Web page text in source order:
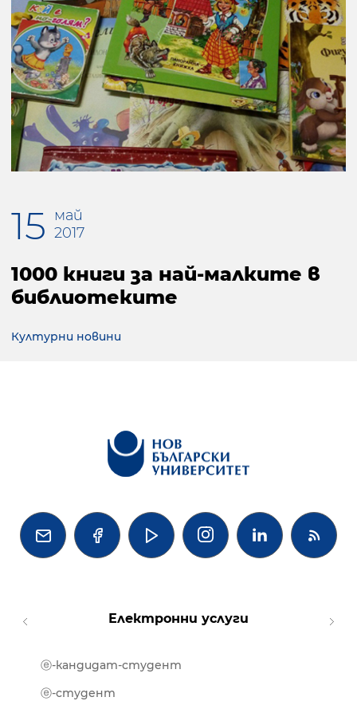
15
май
2017
1000 книги за най-малките в
библиотеките
Културни новини
   
Електронни услуги
ⓔ-кандидат-студент
ⓔ-студент